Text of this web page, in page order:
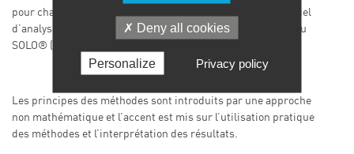
pour chaque méthode. La formation est réalisée sur le logiciel
d’analyse de données et Machine Learning PLS_Toolbox® ou
SOLO® (Eigenvector Research Inc).
Les principes des méthodes sont introduits par une approche
non mathématique et l’accent est mis sur l’utilisation pratique
des méthodes et l’interprétation des résultats.
Deny all cookies
Personalize Privacy policy